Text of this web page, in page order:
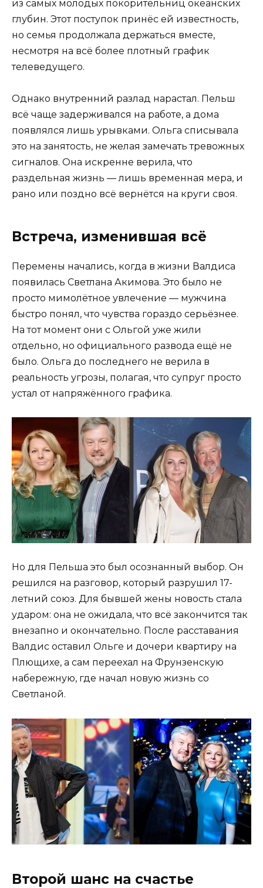
из самых молодых покорительниц океанских
глубин. Этот поступок принёс ей известность,
но семья продолжала держаться вместе,
несмотря на всё более плотный график
телеведущего.
Однако внутренний разлад нарастал. Пельш
всё чаще задерживался на работе, а дома
появлялся лишь урывками. Ольга списывала
это на занятость, не желая замечать тревожных
сигналов. Она искренне верила, что
раздельная жизнь — лишь временная мера, и
рано или поздно всё вернётся на круги своя.
Встреча, изменившая всё
Перемены начались, когда в жизни Валдиса
появилась Светлана Акимова. Это было не
просто мимолётное увлечение — мужчина
быстро понял, что чувства гораздо серьёзнее.
На тот момент они с Ольгой уже жили
отдельно, но официального развода ещё не
было. Ольга до последнего не верила в
реальность угрозы, полагая, что супруг просто
устал от напряжённого графика.
Но для Пельша это был осознанный выбор. Он
решился на разговор, который разрушил 17-
летний союз. Для бывшей жены новость стала
ударом: она не ожидала, что всё закончится так
внезапно и окончательно. После расставания
Валдис оставил Ольге и дочери квартиру на
Плющихе, а сам переехал на Фрунзенскую
набережную, где начал новую жизнь со
Светланой.
Второй шанс на счастье